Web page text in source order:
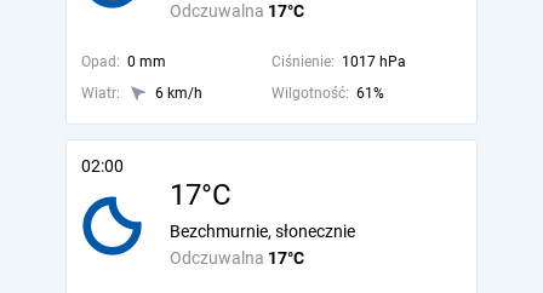
Odczuwalna 17°C
Opad: 0 mm Ciśnienie: 1017 hPa
Wiatr:
6 km/h Wilgotność: 61%
02:00
17°C
Odczuwalna 17°C
Bezchmurnie, słonecznie